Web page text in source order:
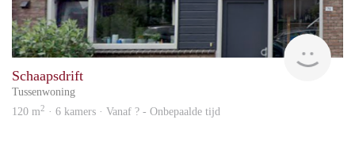
Blinq
Schaapsdrift
Tussenwoning
120 m2 · 6 kamers · Vanaf ? - Onbepaalde tijd